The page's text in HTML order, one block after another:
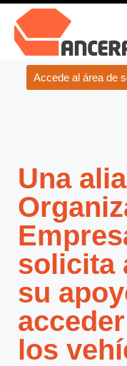
Accede al área de
Una
solicita
su
los